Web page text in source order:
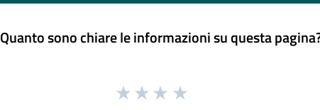
Quanto sono chiare le informazioni su questa